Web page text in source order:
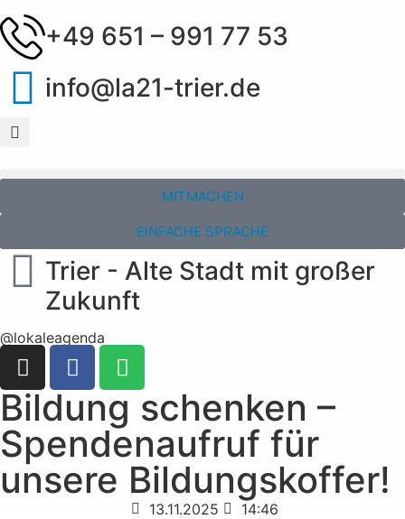
+49 651 – 991 77 53
info@la21-trier.de
MITMACHEN
EINFACHE SPRACHE
Trier - Alte Stadt mit großer
Zukunft
@lokaleagenda
Bildung schenken –
Spendenaufruf für
unsere Bildungskoffer!
13.11.2025 14:46